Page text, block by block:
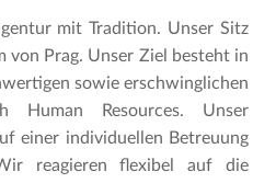
mit Tradition. Unser Sitz
von Prag. Unser Ziel besteht in
sowie erschwinglichen
Human Resources. Unser
einer individuellen Betreuung
reagieren flexibel auf die